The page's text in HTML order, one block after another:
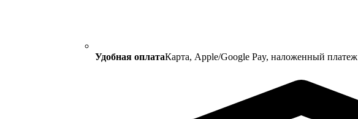
Удобная оплатаКарта, Apple/Google Pay, наложенный платеж